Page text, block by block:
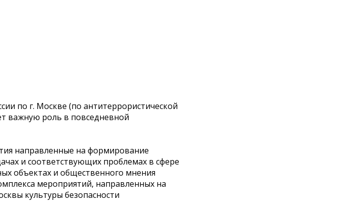
по г. Москве (по антитеррористической
важную роль в повседневной
направленные на формирование
и соответствующих проблемах в сфере
объектах и общественного мнения
мероприятий, направленных на
культуры безопасности